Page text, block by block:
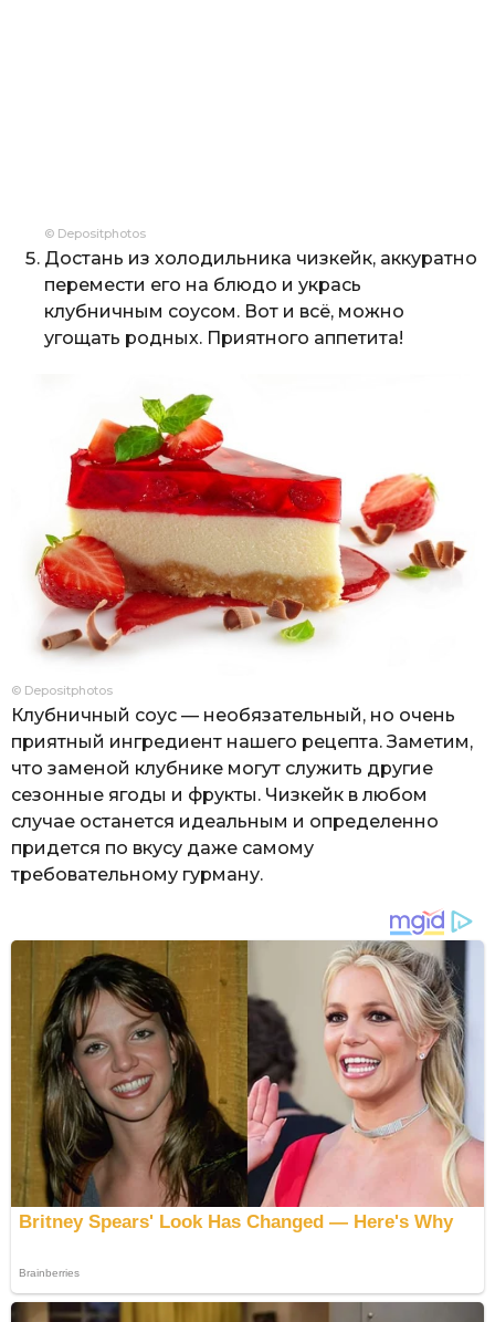
© Depositphotos
Достань из холодильника чизкейк, аккуратно
перемести его на блюдо и укрась
клубничным соусом. Вот и всё, можно
угощать родных. Приятного аппетита!
© Depositphotos
Клубничный соус — необязательный, но очень
приятный ингредиент нашего рецепта. Заметим,
что заменой клубнике могут служить другие
сезонные ягоды и фрукты. Чизкейк в любом
случае останется идеальным и определенно
придется по вкусу даже самому
требовательному гурману.